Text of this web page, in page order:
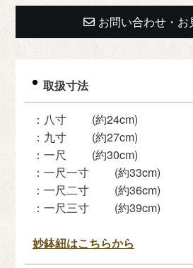
お問い合わせ・お
取扱寸法
：八寸 (約24cm)
：九寸 (約27cm)
：一尺 (約30cm)
：一尺一寸 (約33cm)
：一尺二寸 (約36cm)
：一尺三寸 (約39cm)
妙鉢紐はこちらから